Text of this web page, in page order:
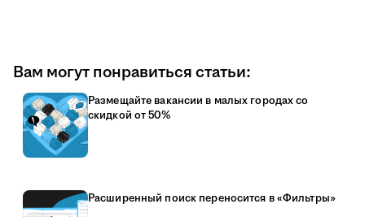
Вам могут понравиться статьи:
Размещайте вакансии в малых городах со
скидкой от 50%
Расширенный поиск переносится в «Фильтры»